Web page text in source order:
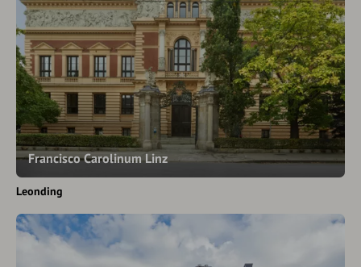
Francisco Carolinum Linz
Leonding